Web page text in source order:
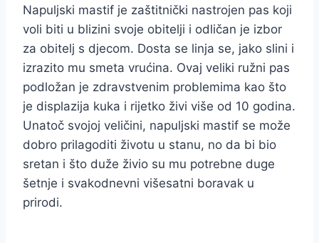
Napuljski mastif je zaštitnički nastrojen pas koji
voli biti u blizini svoje obitelji i odličan je izbor
za obitelj s djecom. Dosta se linja se, jako slini i
izrazito mu smeta vrućina. Ovaj veliki ružni pas
podložan je zdravstvenim problemima kao što
je displazija kuka i rijetko živi više od 10 godina.
Unatoč svojoj veličini, napuljski mastif se može
dobro prilagoditi životu u stanu, no da bi bio
sretan i što duže živio su mu potrebne duge
šetnje i svakodnevni višesatni boravak u
prirodi.